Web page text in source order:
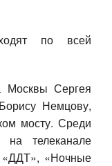
по всей
Москвы Сергея
Немцову,
мосту. Среди
на телеканале
«ДДТ», «Ночные